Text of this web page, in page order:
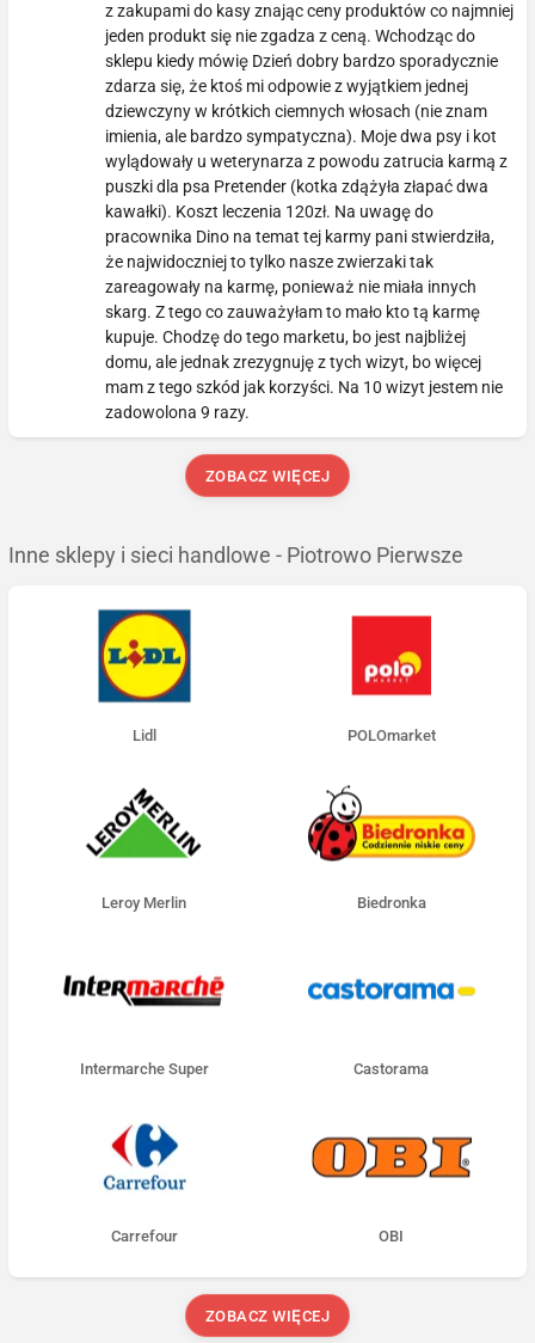
z zakupami do kasy znając ceny produktów co najmniej
jeden produkt się nie zgadza z ceną. Wchodząc do
sklepu kiedy mówię Dzień dobry bardzo sporadycznie
zdarza się, że ktoś mi odpowie z wyjątkiem jednej
dziewczyny w krótkich ciemnych włosach (nie znam
imienia, ale bardzo sympatyczna). Moje dwa psy i kot
wylądowały u weterynarza z powodu zatrucia karmą z
puszki dla psa Pretender (kotka zdążyła złapać dwa
kawałki). Koszt leczenia 120zł. Na uwagę do
pracownika Dino na temat tej karmy pani stwierdziła,
że najwidoczniej to tylko nasze zwierzaki tak
zareagowały na karmę, ponieważ nie miała innych
skarg. Z tego co zauważyłam to mało kto tą karmę
kupuje. Chodzę do tego marketu, bo jest najbliżej
domu, ale jednak zrezygnuję z tych wizyt, bo więcej
mam z tego szkód jak korzyści. Na 10 wizyt jestem nie
zadowolona 9 razy.
ZOBACZ WIĘCEJ
Inne sklepy i sieci handlowe - Piotrowo Pierwsze
Lidl POLOmarket
Leroy Merlin Biedronka
Intermarche Super Castorama
Carrefour OBI
ZOBACZ WIĘCEJ